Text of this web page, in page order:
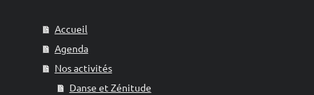
Accueil
Agenda
Nos activités
Danse et Zénitude